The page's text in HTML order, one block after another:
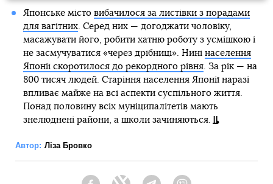
Японське місто вибачилося за листівки з порадами
для вагітних. Серед них — догоджати чоловіку,
масажувати його, робити хатню роботу з усмішкою і
не засмучуватися «через дрібниці». Нині населення
Японії скоротилося до рекордного рівня. За рік — на
800 тисяч людей. Старіння населення Японії наразі
впливає майже на всі аспекти суспільного життя.
Понад половину всіх муніципалітетів мають
знелюднені райони, а школи зачиняються.
Автор: Ліза Бровко